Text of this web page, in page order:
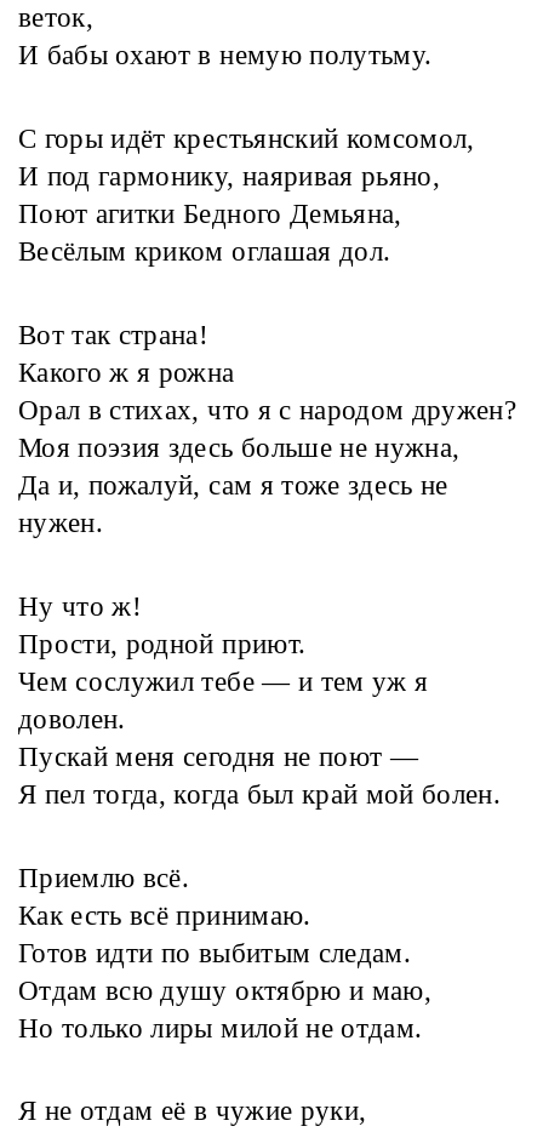
веток,
И бабы охают в немую полутьму.
С горы идёт крестьянский комсомол,
И под гармонику, наяривая рьяно,
Поют агитки Бедного Демьяна,
Весёлым криком оглашая дол.
Вот так страна!
Какого ж я рожна
Орал в стихах, что я с народом дружен?
Моя поэзия здесь больше не нужна,
Да и, пожалуй, сам я тоже здесь не
нужен.
Ну что ж!
Прости, родной приют.
Чем сослужил тебе — и тем уж я
доволен.
Пускай меня сегодня не поют —
Я пел тогда, когда был край мой болен.
Приемлю всё.
Как есть всё принимаю.
Готов идти по выбитым следам.
Отдам всю душу октябрю и маю,
Но только лиры милой не отдам.
Я не отдам её в чужие руки,